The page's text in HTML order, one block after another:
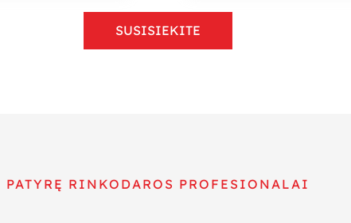
SUSISIEKITE
PATYRĘ RINKODAROS PROFESIONALAI